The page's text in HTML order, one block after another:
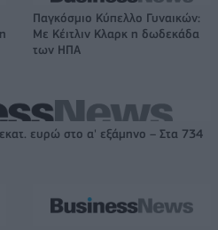
Παγκόσμιο Κύπελλο Γυναικών:
Με Κέιτλιν Κλαρκ η δωδεκάδα
των ΗΠΑ
ευρώ στο α' εξάμηνο – Στα 734